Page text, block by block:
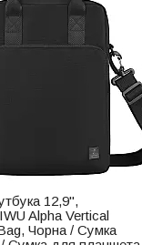
12,9",
Alpha Vertical
Чорна / Сумка